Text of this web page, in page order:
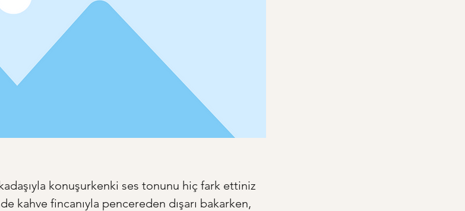
konuşurkenki ses tonunu hiç fark ettiniz
kahve fincanıyla pencereden dışarı bakarken,